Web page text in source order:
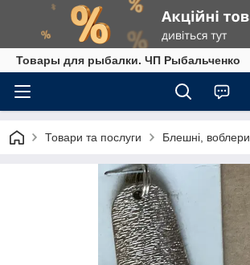
Товары для рыбалки. ЧП Рыбальченко
Товари та послуги Блешні, воблери